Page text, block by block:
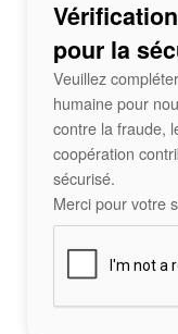
pour la
Veuillez
humaine pour
contre la fraude,
coopération
sécurisé.
Merci pour votre